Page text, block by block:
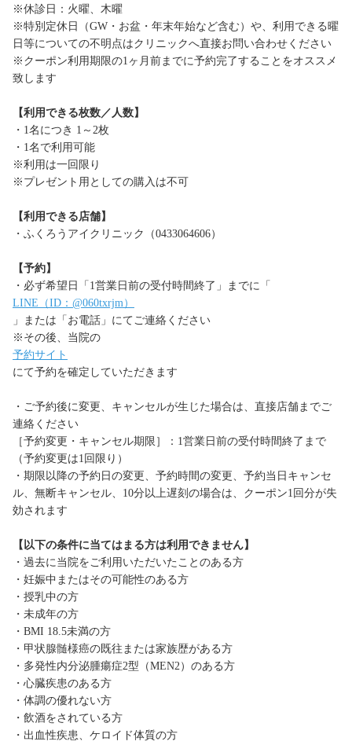
※休診日：火曜、木曜
※特別定休日（GW・お盆・年末年始など含む）や、利用できる曜
日等についての不明点はクリニックへ直接お問い合わせください
※クーポン利用期限の1ヶ月前までに予約完了することをオススメ
致します
【利用できる枚数／人数】
・1名につき 1～2枚
・1名で利用可能
※利用は一回限り
※プレゼント用としての購入は不可
【利用できる店舗】
・ふくろうアイクリニック（0433064606）
【予約】
・必ず希望日「1営業日前の受付時間終了」までに「
LINE（ID：@060txrjm）
」または「お電話」にてご連絡ください
※その後、当院の
予約サイト
にて予約を確定していただきます
・ご予約後に変更、キャンセルが生じた場合は、直接店舗までご
連絡ください
［予約変更・キャンセル期限］：1営業日前の受付時間終了まで
（予約変更は1回限り）
・期限以降の予約日の変更、予約時間の変更、予約当日キャンセ
ル、無断キャンセル、10分以上遅刻の場合は、クーポン1回分が失
効されます
【以下の条件に当てはまる方は利用できません】
・過去に当院をご利用いただいたことのある方
・妊娠中またはその可能性のある方
・授乳中の方
・未成年の方
・BMI 18.5未満の方
・甲状腺髄様癌の既往または家族歴がある方
・多発性内分泌腫瘍症2型（MEN2）のある方
・心臓疾患のある方
・体調の優れない方
・飲酒をされている方
・出血性疾患、ケロイド体質の方